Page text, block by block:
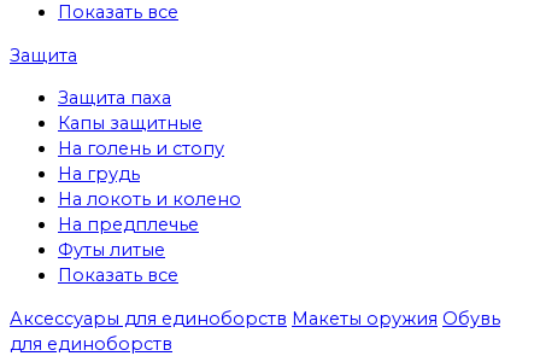
Показать все
Защита
Защита паха
Капы защитные
На голень и стопу
На грудь
На локоть и колено
На предплечье
Футы литые
Показать все
Аксессуары для единоборств Макеты оружия Обувь
для единоборств